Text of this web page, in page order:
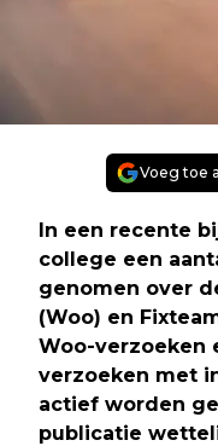
Voeg toe
In een recente
college een
genomen over
(Woo) en
Woo-verzoeken
verzoeken met
actief worden
publicatie